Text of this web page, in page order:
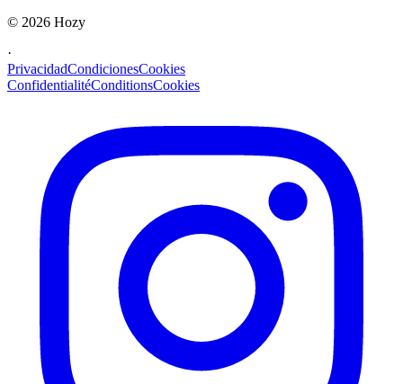
© 2026 Hozy
·
PrivacidadCondicionesCookies
ConfidentialitéConditionsCookies